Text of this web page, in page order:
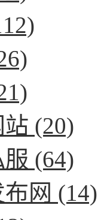
(20)
(64)
网 (14)